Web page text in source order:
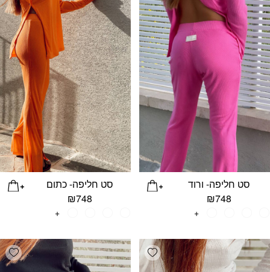
סט חליפה- ורוד
₪748
+
סט חליפה- כתום
₪748
+
Add wishlist